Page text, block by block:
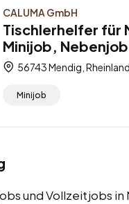
CALUMA GmbH
Tischlerhelfer für
Minijob,
56743 Mendig,
Minijob
und Vollzeitjobs